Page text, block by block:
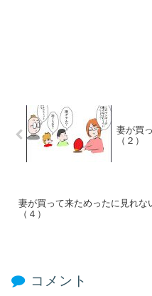
妻が買
（２）
妻が買って来ためったに見れな
（４）
コメント